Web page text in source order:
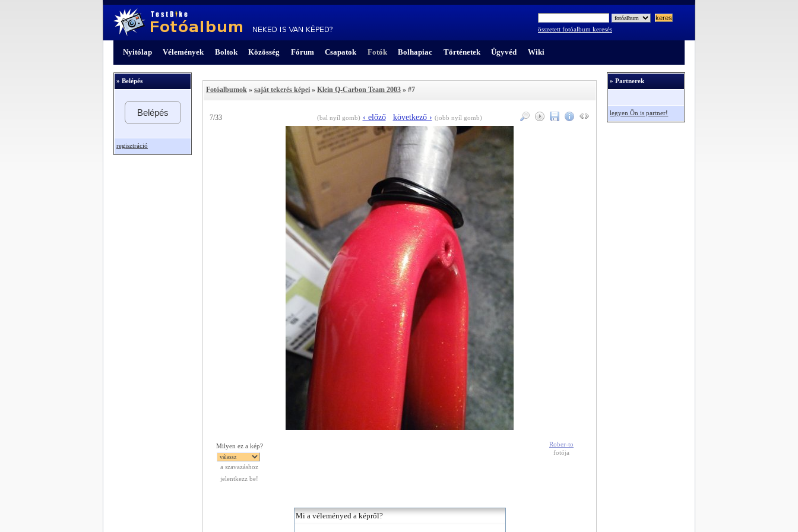
összetett fotóalbum keresés
Nyitólap Vélemények Boltok Közösség Fórum Csapatok Fotók Bolhapiac Történetek Ügyvéd Wiki
» Belépés
Belépés
regisztráció
Fotóalbumok » saját tekerés képei » Klein Q-Carbon Team 2003 » #7
7/33 (bal nyíl gomb) ‹ előző következő › (jobb nyíl gomb)
Milyen ez a kép?
a szavazáshoz
jelentkezz be!
Rober-to
fotója
» Partnerek
legyen Ön is partner!